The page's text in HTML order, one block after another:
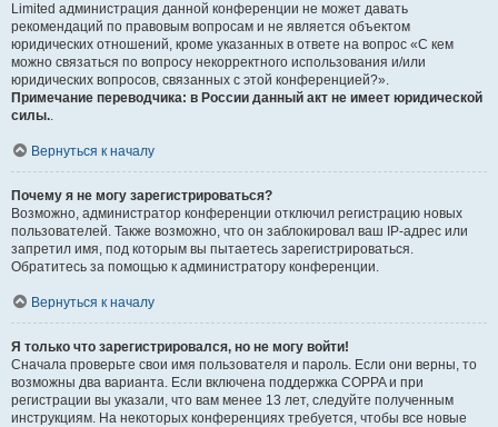
Limited администрация данной конференции не может давать
рекомендаций по правовым вопросам и не является объектом
юридических отношений, кроме указанных в ответе на вопрос «С кем
можно связаться по вопросу некорректного использования и/или
юридических вопросов, связанных с этой конференцией?».
Примечание переводчика: в России данный акт не имеет юридической
силы..
Вернуться к началу
Почему я не могу зарегистрироваться?
Возможно, администратор конференции отключил регистрацию новых
пользователей. Также возможно, что он заблокировал ваш IP-адрес или
запретил имя, под которым вы пытаетесь зарегистрироваться.
Обратитесь за помощью к администратору конференции.
Вернуться к началу
Я только что зарегистрировался, но не могу войти!
Сначала проверьте свои имя пользователя и пароль. Если они верны, то
возможны два варианта. Если включена поддержка COPPA и при
регистрации вы указали, что вам менее 13 лет, следуйте полученным
инструкциям. На некоторых конференциях требуется, чтобы все новые